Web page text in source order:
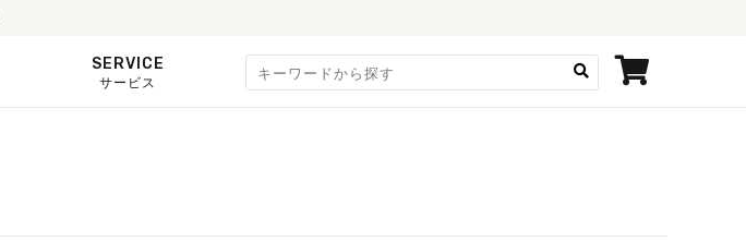
SERVICE
サービス